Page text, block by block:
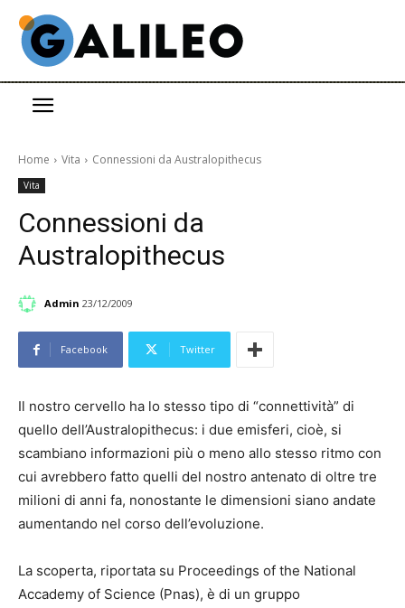
Home Vita Connessioni da Australopithecus
Vita
Connessioni da
Australopithecus
Admin 23/12/2009
Facebook Twitter
Il nostro cervello ha lo stesso tipo di “connettività” di
quello dell’Australopithecus: i due emisferi, cioè, si
scambiano informazioni più o meno allo stesso ritmo con
cui avrebbero fatto quelli del nostro antenato di oltre tre
milioni di anni fa, nonostante le dimensioni siano andate
aumentando nel corso dell’evoluzione.
La scoperta, riportata su Proceedings of the National
Accademy of Science (Pnas), è di un gruppo